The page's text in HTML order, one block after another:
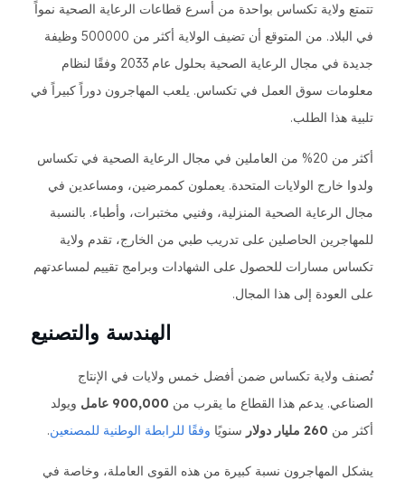
تتمتع ولاية تكساس بواحدة من أسرع قطاعات الرعاية الصحية نمواً
في البلاد. من المتوقع أن تضيف الولاية أكثر من 500000 وظيفة
جديدة في مجال الرعاية الصحية بحلول عام 2033 وفقًا لنظام
معلومات سوق العمل في تكساس. يلعب المهاجرون دوراً كبيراً في
تلبية هذا الطلب.
أكثر من 20% من العاملين في مجال الرعاية الصحية في تكساس
ولدوا خارج الولايات المتحدة. يعملون كممرضين، ومساعدين في
مجال الرعاية الصحية المنزلية، وفنيي مختبرات، وأطباء. بالنسبة
للمهاجرين الحاصلين على تدريب طبي من الخارج، تقدم ولاية
تكساس مسارات للحصول على الشهادات وبرامج تقييم لمساعدتهم
على العودة إلى هذا المجال.
الهندسة والتصنيع
تُصنف ولاية تكساس ضمن أفضل خمس ولايات في الإنتاج
الصناعي. يدعم هذا القطاع ما يقرب من 900,000 عامل
ويولد
أكثر من 260 مليار دولار سنويًا وفقًا للرابطة الوطنية للمصنعين.
يشكل المهاجرون نسبة كبيرة من هذه القوى العاملة، وخاصة في